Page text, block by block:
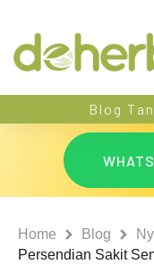
Blog
Home Blog